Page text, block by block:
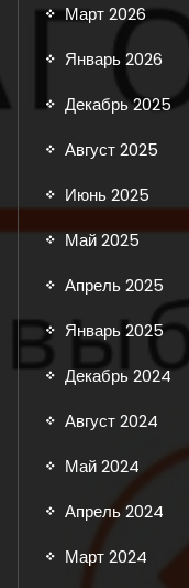
Март 2026
Январь 2026
Декабрь 2025
Август 2025
Июнь 2025
Май 2025
Апрель 2025
Январь 2025
Декабрь 2024
Август 2024
Май 2024
Апрель 2024
Март 2024